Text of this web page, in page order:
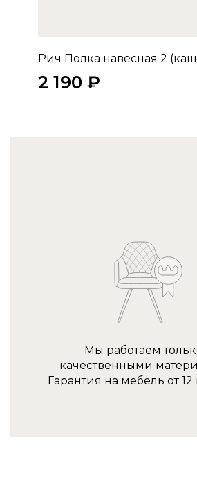
Рич Полка навесная 2
2 190 ₽
Мы работаем
качественными
Гарантия на мебель от